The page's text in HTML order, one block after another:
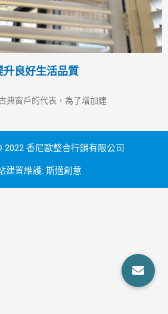
良好生活品質
典窗戶的代表，為了增加建
2022 香尼歐整合行銷有限公司
建置維護: 斯邁創意